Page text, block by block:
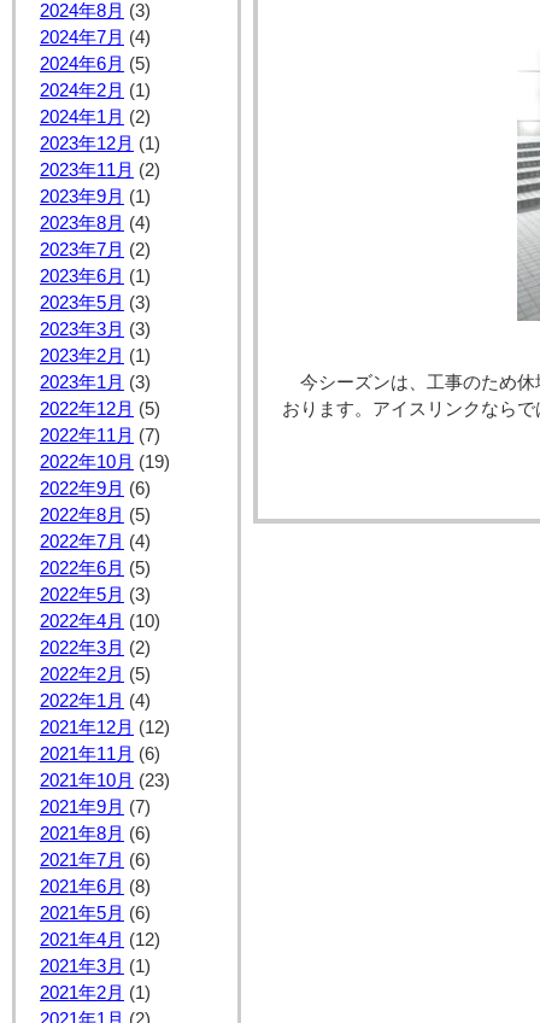
2024年8月 (3)
2024年7月 (4)
2024年6月 (5)
2024年2月 (1)
2024年1月 (2)
2023年12月 (1)
2023年11月 (2)
2023年9月 (1)
2023年8月 (4)
2023年7月 (2)
2023年6月 (1)
2023年5月 (3)
2023年3月 (3)
2023年2月 (1)
2023年1月 (3)
2022年12月 (5)
2022年11月 (7)
2022年10月 (19)
2022年9月 (6)
2022年8月 (5)
2022年7月 (4)
2022年6月 (5)
2022年5月 (3)
2022年4月 (10)
2022年3月 (2)
2022年2月 (5)
2022年1月 (4)
2021年12月 (12)
2021年11月 (6)
2021年10月 (23)
2021年9月 (7)
2021年8月 (6)
2021年7月 (6)
2021年6月 (8)
2021年5月 (6)
2021年4月 (12)
2021年3月 (1)
2021年2月 (1)
今シーズンは、工事のため
おります。アイスリンクなら